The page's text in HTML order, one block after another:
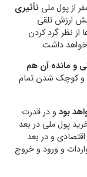
از پول ملی تأثیری
ارزش تلقی
نظر گرد کردن
داشت.
و مانده آن هم
و کوچک شدن تمام
بود و در قدرت
پول ملی در بعد
و در بعد
و ورود و خروج